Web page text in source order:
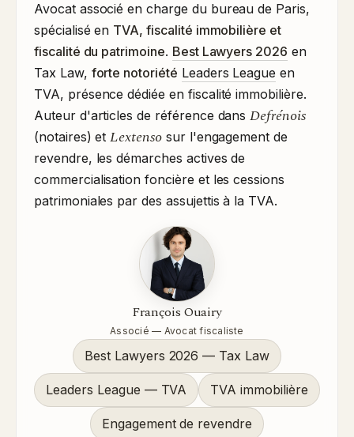
Avocat associé en charge du bureau de Paris,
spécialisé en TVA, fiscalité immobilière et
fiscalité du patrimoine. Best Lawyers 2026 en
Tax Law, forte notoriété Leaders League en
TVA, présence dédiée en fiscalité immobilière.
Auteur d'articles de référence dansDefrénois
(notaires) etLextensosur l'engagement de
revendre, les démarches actives de
commercialisation foncière et les cessions
patrimoniales par des assujettis à la TVA.
François Ouairy
Associé — Avocat fiscaliste
Best Lawyers 2026 — Tax Law
Leaders League — TVA TVA immobilière
Engagement de revendre